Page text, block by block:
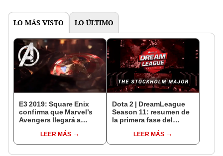
LO MÁS VISTO LO ÚLTIMO
E3 2019: Square Enix
confirma que Marvel’s
Avengers llegará a
[FOTO]LEER MÁS
Dota 2 | DreamLeague
Season 11: resumen de
la primera fase del
LEER MÁS